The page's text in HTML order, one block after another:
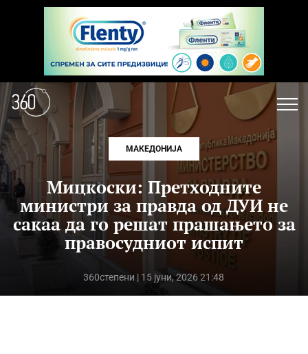
МАКЕДОНИЈА
Мицкоски: Претходните
министри за правда од ДУИ не
сакаа да го решат прашањето за
правосудниот испит
360степени | 15 јуни, 2026 21:48